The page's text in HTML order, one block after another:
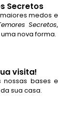
Secretos
medos e
Secretos,
nova forma.
visita!
bases e
sua casa.